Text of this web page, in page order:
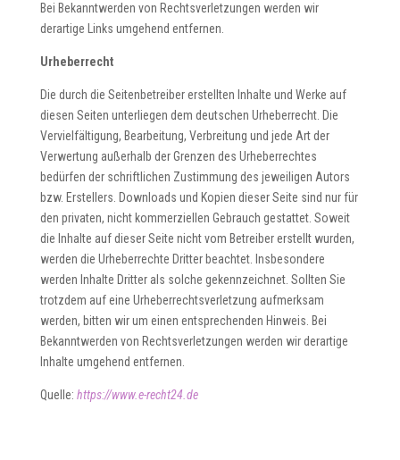
Bei Bekanntwerden von Rechtsverletzungen werden wir
derartige Links umgehend entfernen.
Urheberrecht
Die durch die Seitenbetreiber erstellten Inhalte und Werke auf
diesen Seiten unterliegen dem deutschen Urheberrecht. Die
Vervielfältigung, Bearbeitung, Verbreitung und jede Art der
Verwertung außerhalb der Grenzen des Urheberrechtes
bedürfen der schriftlichen Zustimmung des jeweiligen Autors
bzw. Erstellers. Downloads und Kopien dieser Seite sind nur für
den privaten, nicht kommerziellen Gebrauch gestattet. Soweit
die Inhalte auf dieser Seite nicht vom Betreiber erstellt wurden,
werden die Urheberrechte Dritter beachtet. Insbesondere
werden Inhalte Dritter als solche gekennzeichnet. Sollten Sie
trotzdem auf eine Urheberrechtsverletzung aufmerksam
werden, bitten wir um einen entsprechenden Hinweis. Bei
Bekanntwerden von Rechtsverletzungen werden wir derartige
Inhalte umgehend entfernen.
Quelle: https://www.e-recht24.de